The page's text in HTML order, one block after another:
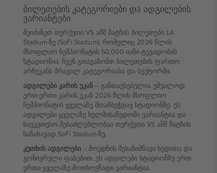
ბილეთების კატეგორიები და ადგილების
ვარიანტები
შეიძინეთ თურქეთი VS აშშ მატჩის ბილეთები LA
Stadium-ზე (SoFi Stadium), რომელიც 2026 წლის
მსოფლიო ჩემპიონატის 50,000-იანი ტევადობის
სტადიონია. ჩვენ გთავაზობთ ბილეთების ფართო
არჩევანს მრავალ კატეგორიასა და სექტორში.
ადგილები კარის უკან – განთავსებულია უშუალოდ
ერთ-ერთი კარის უკან 2026 წლის მსოფლიო
ჩემპიონატის ყველაზე შთამბეჭდავ სტადიონზე. ეს
ადგილები ყველაზე ხელმისაწვდომი ვარიანტია და
საუკეთესო შესაძლებლობაა თურქეთი VS აშშ მატჩის
სანახავად SoFi Stadium-ზე.
კუთხის ადგილები – მოედნის შესანიშნავი ხედითა და
გონივრული ფასებით, ეს ადგილები სტადიონზე ერთ-
ერთი ყველაზე მოთხოვნადი ვარიანტია.